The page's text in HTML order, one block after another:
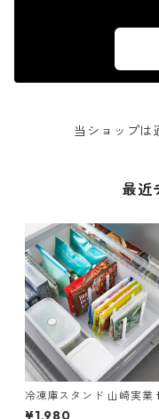
当ショップは
最近
冷凍庫スタンド 山崎実業
er タワー 冷凍庫中仕切り
¥1,980